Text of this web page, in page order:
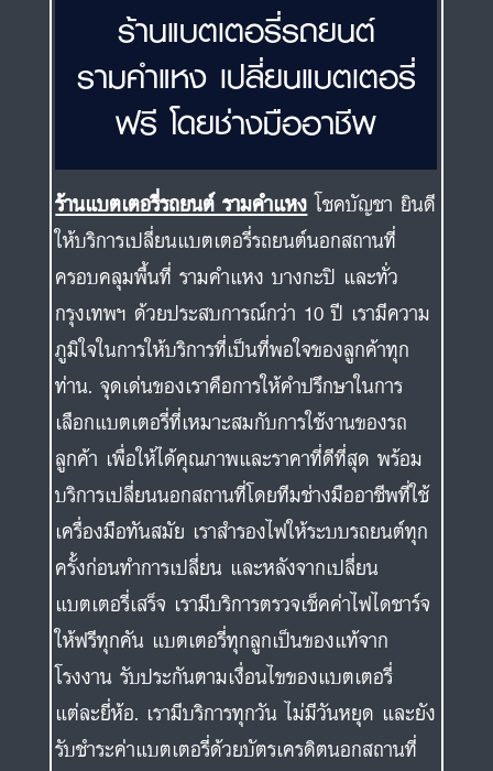
ร้านแบตเตอรี่รถยนต์
รามคำแหง เปลี่ยนแบตเตอรี่
ฟรี โดยช่างมืออาชีพ
ร้านแบตเตอรี่รถยนต์ รามคำแหงโชคบัญชา ยินดี
ให้บริการเปลี่ยนแบตเตอรี่รถยนต์นอกสถานที่
ครอบคลุมพื้นที่ รามคำแหง บางกะปิ และทั่ว
กรุงเทพฯ ด้วยประสบการณ์กว่า 10 ปี เรามีความ
ภูมิใจในการให้บริการที่เป็นที่พอใจของลูกค้าทุก
ท่าน. จุดเด่นของเราคือการให้คำปรึกษาในการ
เลือกแบตเตอรี่ที่เหมาะสมกับการใช้งานของรถ
ลูกค้า เพื่อให้ได้คุณภาพและราคาที่ดีที่สุด พร้อม
บริการเปลี่ยนนอกสถานที่โดยทีมช่างมืออาชีพที่ใช้
เครื่องมือทันสมัย เราสำรองไฟให้ระบบรถยนต์ทุก
ครั้งก่อนทำการเปลี่ยน และหลังจากเปลี่ยน
แบตเตอรี่เสร็จ เรามีบริการตรวจเช็คค่าไฟไดชาร์จ
ให้ฟรีทุกคัน แบตเตอรี่ทุกลูกเป็นของแท้จาก
โรงงาน รับประกันตามเงื่อนไขของแบตเตอรี่
แต่ละยี่ห้อ. เรามีบริการทุกวัน ไม่มีวันหยุด และยัง
รับชำระค่าแบตเตอรี่ด้วยบัตรเครดิตนอกสถานที่